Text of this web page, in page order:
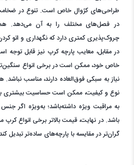
طراحی‌های کژوال خاص است. تنوع در
در فصل‌های مختلف را به آن می‌دهد.
چروک‌پذیری کمتری دارد که نگهداری و اتو
در مقابل، معایب پارچه کرپ نیز قابل توجه
خاص خود، ممکن است در برخی انواع
نیاز به سبکی فوق‌العاده دارند، مناسب
نوع و کیفیت، ممکن است حساسیت بیشتری
به مراقبت ویژه داشته‌باشد؛ به‌ویژه اگر
باشد. در نهایت، قیمت بالاتر برخی انواع
گران‌تر در مقایسه با پارچه‌های ساده‌تر تبدیل